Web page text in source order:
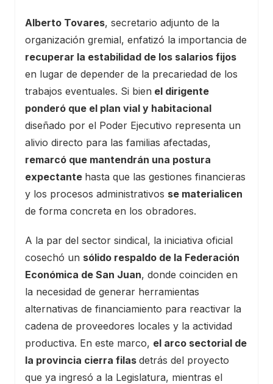
Alberto Tovares, secretario adjunto de la
organización gremial, enfatizó la importancia de
recuperar la estabilidad de los salarios fijos
en lugar de depender de la precariedad de los
trabajos eventuales. Si bien el dirigente
ponderó que el plan vial y habitacional
diseñado por el Poder Ejecutivo representa un
alivio directo para las familias afectadas,
remarcó que mantendrán una postura
expectante hasta que las gestiones financieras
y los procesos administrativos se materialicen
de forma concreta en los obradores.
A la par del sector sindical, la iniciativa oficial
cosechó un sólido respaldo de la Federación
Económica de San Juan, donde coinciden en
la necesidad de generar herramientas
alternativas de financiamiento para reactivar la
cadena de proveedores locales y la actividad
productiva. En este marco, el arco sectorial de
la provincia cierra filas detrás del proyecto
que ya ingresó a la Legislatura, mientras el